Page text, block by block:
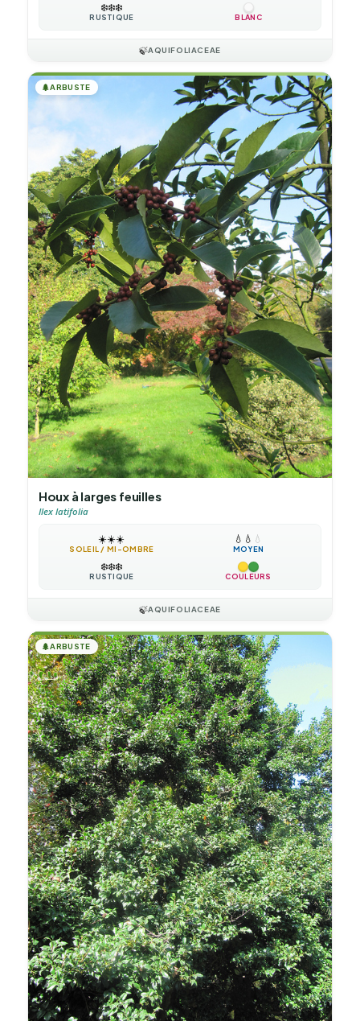
❄️❄️❄️
RUSTIQUE BLANC
🍃AQUIFOLIACEAE
🌲ARBUSTE
Houx à larges feuilles
Ilex latifolia
☀️☀️☀️
SOLEIL / MI-OMBRE
💧 💧 💧
MOYEN
❄️❄️❄️
RUSTIQUE COULEURS
🍃AQUIFOLIACEAE
🌲ARBUSTE